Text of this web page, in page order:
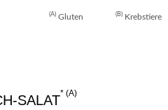
A Gluten B Krebstiere
SALAT A